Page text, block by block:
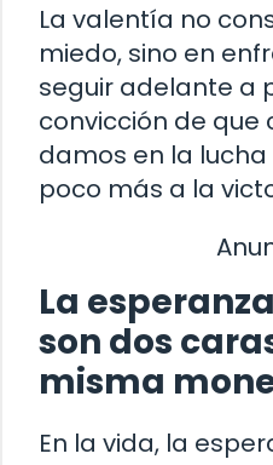
La valentía no
miedo, sino en
seguir adelante a
convicción de que
damos en la
poco más a la
La
son dos
misma
En la vida, la